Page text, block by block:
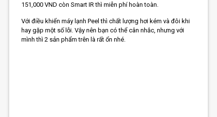
151,000 VND còn Smart IR thì miễn phí hoàn toàn.
Với điều khiển máy lạnh Peel thì chất lượng hơi kém và đôi khi
hay gặp một số lỗi. Vậy nên bạn có thể cân nhắc, nhưng với
mình thì 2 sản phẩm trên là rất ổn nhé.